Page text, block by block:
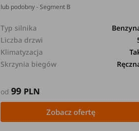
lub podobny - Segment B
Typ silnika
Liczba drzwi
Klimatyzacja
Skrzynia biegów
od99 PLN
Zobacz ofertę